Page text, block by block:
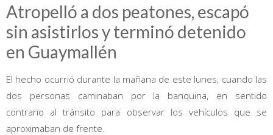
Atropelló a dos peatones, escapó
sin asistirlos y terminó detenido
en Guaymallén
El hecho ocurrió durante la mañana de este lunes, cuando las
dos personas caminaban por la banquina, en sentido
contrario al tránsito para observar los vehículos que se
aproximaban de frente.